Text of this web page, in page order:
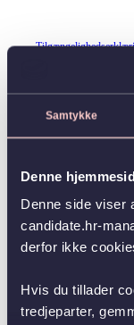
Samtykke
Denne
Denne side viser
candidate.hr-
derfor ikke
Hvis du tillader
tredjeparter,